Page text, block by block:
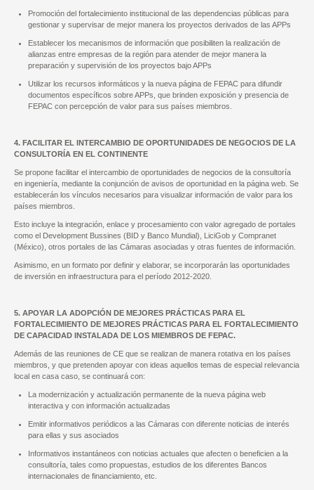
Promoción del fortalecimiento institucional de las dependencias públicas para
gestionar y supervisar de mejor manera los proyectos derivados de las APPs
Establecer los mecanismos de información que posibiliten la realización de
alianzas entre empresas de la región para atender de mejor manera la
preparación y supervisión de los proyectos bajo APPs
Utilizar los recursos informáticos y la nueva página de FEPAC para difundir
documentos específicos sobre APPs, que brinden exposición y presencia de
FEPAC con percepción de valor para sus países miembros.
4. FACILITAR EL INTERCAMBIO DE OPORTUNIDADES DE NEGOCIOS DE LA
CONSULTORÍA EN EL CONTINENTE
Se propone facilitar el intercambio de oportunidades de negocios de la consultoría
en ingeniería, mediante la conjunción de avisos de oportunidad en la página web. Se
establecerán los vínculos necesarios para visualizar información de valor para los
países miembros.
Esto incluye la integración, enlace y procesamiento con valor agregado de portales
como el Development Bussines (BID y Banco Mundial), LiciGob y Compranet
(México), otros portales de las Cámaras asociadas y otras fuentes de información.
Asimismo, en un formato por definir y elaborar, se incorporarán las oportunidades
de inversión en infraestructura para el período 2012-2020.
5. APOYAR LA ADOPCIÓN DE MEJORES PRÁCTICAS PARA EL
FORTALECIMIENTO DE MEJORES PRÁCTICAS PARA EL FORTALECIMIENTO
DE CAPACIDAD INSTALADA DE LOS MIEMBROS DE FEPAC.
Además de las reuniones de CE que se realizan de manera rotativa en los países
miembros, y que pretenden apoyar con ideas aquellos temas de especial relevancia
local en casa caso, se continuará con:
La modernización y actualización permanente de la nueva página web
interactiva y con información actualizadas
Emitir informativos periódicos a las Cámaras con diferente noticias de interés
para ellas y sus asociados
Informativos instantáneos con noticias actuales que afecten o beneficien a la
consultoría, tales como propuestas, estudios de los diferentes Bancos
internacionales de financiamiento, etc.